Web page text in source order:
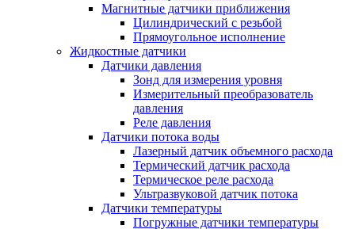
Магнитные датчики приближения
Цилиндрический с резьбой
Прямоугольное исполнение
Жидкостные датчики
Датчики давления
Зонд для измерения уровня
Измерительный преобразователь
давления
Реле давления
Датчики потока воды
Лазерный датчик объемного расхода
Термический датчик расхода
Термическое реле расхода
Ультразвуковой датчик потока
Датчики температуры
Погружные датчики температуры